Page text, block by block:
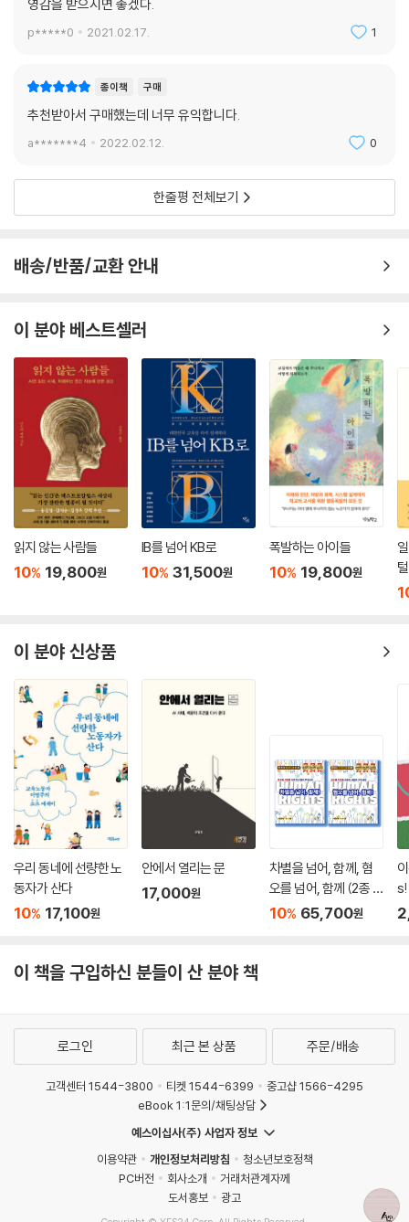
영감을 받으시면 좋겠다.
p*****0 2021.02.17. 1
종이책 구매
추천받아서 구매했는데 너무 유익합니다.
a*******4 2022.02.12. 0
한줄평 전체보기
배송/반품/교환 안내
이 분야 베스트셀러
읽지 않는 사람들
10% 19,800원
IB를 넘어 KB로
10% 31,500원
폭발하는 아이들
10% 19,800원
이 분야 신상품
우리 동네에 선량한 노
동자가 산다
10% 17,100원
안에서 열리는 문
17,000원
차별을 넘어, 함께, 혐
오를 넘어, 함께 (2종 세
트)
10% 65,700원
s!
이 책을 구입하신 분들이 산 분야 책
로그인 최근 본 상품 주문/배송
고객센터 1544-3800 티켓 1544-6399
중고샵 1566-4295
eBook 1:1문의/채팅상담
예스이십사(주) 사업자 정보
이용약관
개인정보처리방침
청소년보호정책
PC버전
회사소개
거래처관계자께
도서홍보
광고